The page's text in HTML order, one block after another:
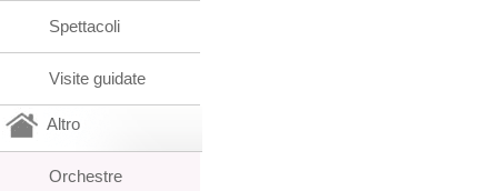
Spettacoli
Visite guidate
Altro
Orchestre